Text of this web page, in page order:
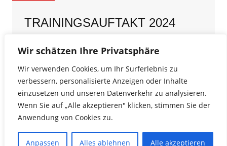
Wir schätzen Ihre Privatsphäre
Wir verwenden Cookies, um Ihr Surferlebnis zu
verbessern, personalisierte Anzeigen oder Inhalte
einzusetzen und unseren Datenverkehr zu analysieren.
Wenn Sie auf „Alle akzeptieren" klicken, stimmen Sie der
Anwendung von Cookies zu.
Anpassen Alles ablehnen Alle akzeptieren
TRAININGSAUFTAKT 2024
ersten Training im neuen Jahr. Die 1. Mannschaft
beginnt bereits am Dienstag mit dem Trockentraining in
der Sporthalle Goethestraße.